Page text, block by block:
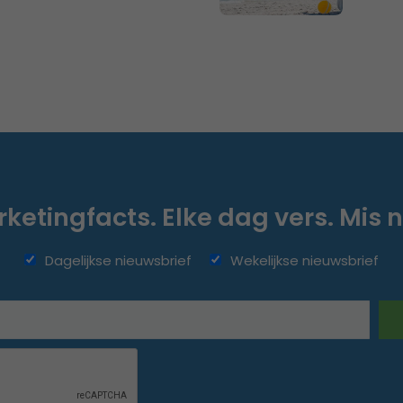
Elke dag vers. Mis
Dagelijkse nieuwsbrief Wekelijkse nieuwsbrief